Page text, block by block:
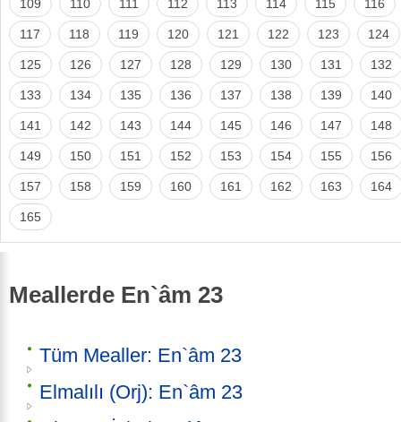
109 110 111 112 113 114 115 116
117 118 119 120 121 122 123 124
125 126 127 128 129 130 131 132
133 134 135 136 137 138 139 140
141 142 143 144 145 146 147 148
149 150 151 152 153 154 155 156
157 158 159 160 161 162 163 164
165
Meallerde En`âm 23
Tüm Mealler: En`âm 23
Elmalılı (Orj): En`âm 23